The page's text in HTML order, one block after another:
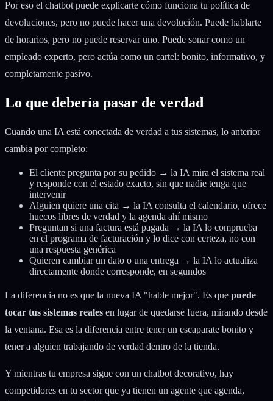
Por eso el chatbot puede explicarte cómo funciona tu política de
devoluciones, pero no puede hacer una devolución. Puede hablarte
de horarios, pero no puede reservar uno. Puede sonar como un
empleado experto, pero actúa como un cartel: bonito, informativo, y
completamente pasivo.
Lo que debería pasar de verdad
Cuando una IA está conectada de verdad a tus sistemas, lo anterior
cambia por completo:
El cliente pregunta por su pedido → la IA mira el sistema real
y responde con el estado exacto, sin que nadie tenga que
intervenir
Alguien quiere una cita → la IA consulta el calendario, ofrece
huecos libres de verdad y la agenda ahí mismo
Preguntan si una factura está pagada → la IA lo comprueba
en el programa de facturación y lo dice con certeza, no con
una respuesta genérica
Quieren cambiar un dato o una entrega → la IA lo actualiza
directamente donde corresponde, en segundos
La diferencia no es que la nueva IA "hable mejor". Es que puede
tocar tus sistemas reales en lugar de quedarse fuera, mirando desde
la ventana. Esa es la diferencia entre tener un escaparate bonito y
tener a alguien trabajando de verdad dentro de la tienda.
Y mientras tu empresa sigue con un chatbot decorativo, hay
competidores en tu sector que ya tienen un agente que agenda,